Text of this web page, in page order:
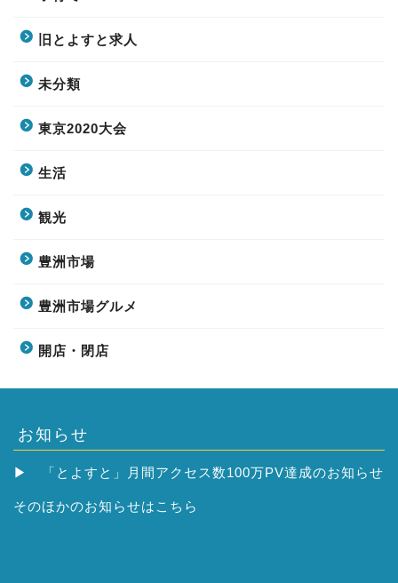
旧とよすと求人
未分類
東京2020大会
生活
観光
豊洲市場
豊洲市場グルメ
開店・閉店
お知らせ
▶ 「とよすと」月間アクセス数100万PV達成のお知らせ
そのほかのお知らせはこちら